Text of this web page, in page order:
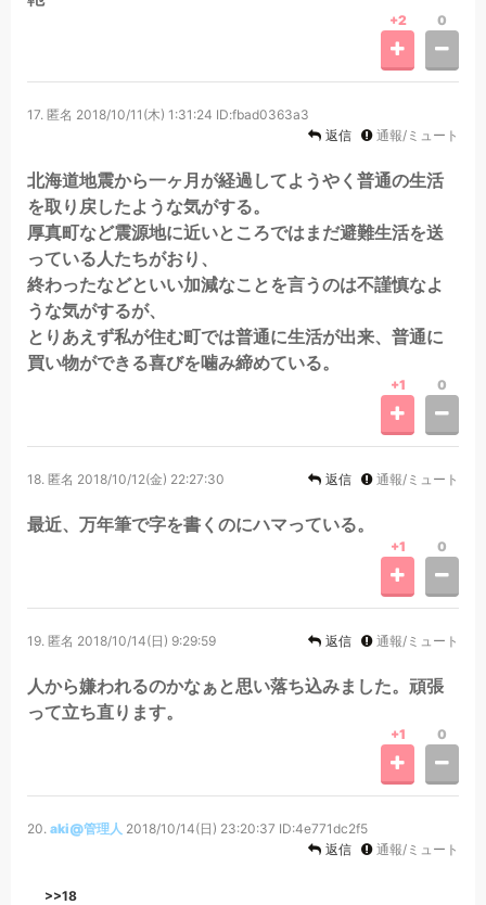
+2 0
17. 匿名 2018/10/11(木) 1:31:24 ID:fbad0363a3
返信
通報/ミュート
北海道地震から一ヶ月が経過してようやく普通の生活
を取り戻したような気がする。
厚真町など震源地に近いところではまだ避難生活を送
っている人たちがおり、
終わったなどといい加減なことを言うのは不謹慎なよ
うな気がするが、
とりあえず私が住む町では普通に生活が出来、普通に
買い物ができる喜びを噛み締めている。
+1 0
18. 匿名 2018/10/12(金) 22:27:30 返信 通報/ミュート
最近、万年筆で字を書くのにハマっている。
+1 0
19. 匿名 2018/10/14(日) 9:29:59 返信 通報/ミュート
人から嫌われるのかなぁと思い落ち込みました。頑張
って立ち直ります。
+1 0
20. aki@管理人 2018/10/14(日) 23:20:37 ID:4e771dc2f5
返信
通報/ミュート
>>18